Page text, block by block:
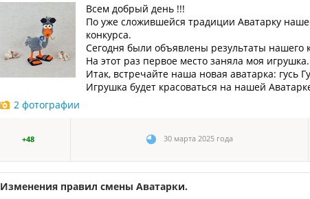
Всем добрый день !!!
По уже сложившейся традиции Аватарку
конкурса.
Сегодня были объявлены результаты
На этот раз первое место заняла моя
Итак, встречайте наша новая аватарка: гусь
Игрушка будет красоваться на нашей
2 фотографии
+48 30 марта 2025 года
Изменения правил смены Аватарки.